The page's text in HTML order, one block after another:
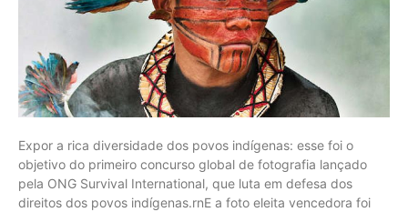
Expor a rica diversidade dos povos indígenas: esse foi o
objetivo do primeiro concurso global de fotografia lançado
pela ONG Survival International, que luta em defesa dos
direitos dos povos indígenas.rnE a foto eleita vencedora foi